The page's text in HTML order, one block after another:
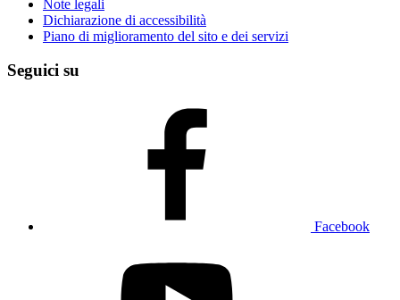
Note legali
Dichiarazione di accessibilità
Piano di miglioramento del sito e dei servizi
Seguici su
Facebook